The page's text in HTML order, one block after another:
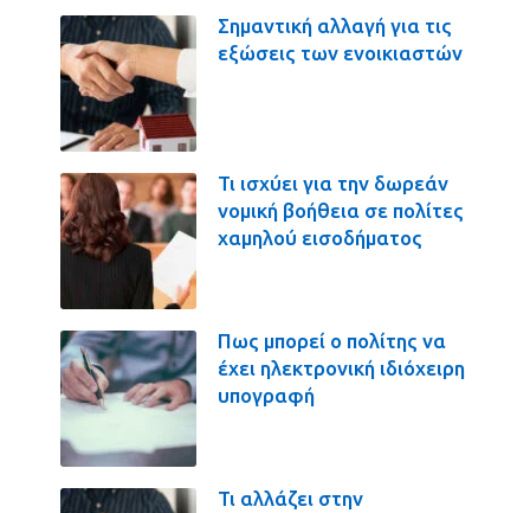
Σημαντική αλλαγή για τις
εξώσεις των ενοικιαστών
Τι ισχύει για την δωρεάν
νομική βοήθεια σε πολίτες
χαμηλού εισοδήματος
Πως μπορεί ο πολίτης να
έχει ηλεκτρονική ιδιόχειρη
υπογραφή
Τι αλλάζει στην